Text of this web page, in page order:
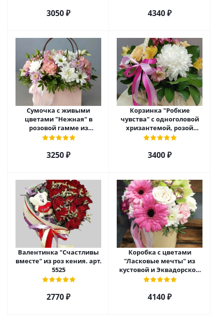
3050 ₽ 4340 ₽
Сумочка с живыми
цветами "Нежная" в
розовой гамме из
кустовой хризантемы,
3250 ₽
Корзинка "Робкие
чувства" с одноголовой
хризантемой, розой
Эквадор и альстромерией
3400 ₽
Валентинка "Счастливы
вместе" из роз кения. арт.
5525
2770 ₽
Коробка с цветами
"Ласковые мечты" из
кустовой и Эквадорской
розы, орхидеи и гербер
4140 ₽